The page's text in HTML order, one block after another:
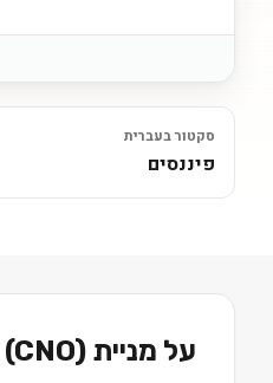
סקטור בעברית
פיננסים
על מניית (CNO) בקצרה